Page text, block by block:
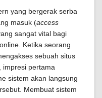
yang bergerak serba
masuk (access
sangat vital bagi
Ketika seorang
sebuah situs
impresi pertama
sistem akan langsung
Membuat sistem